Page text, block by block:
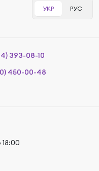
УКР РУС
393-08-10
450-00-48
18:00